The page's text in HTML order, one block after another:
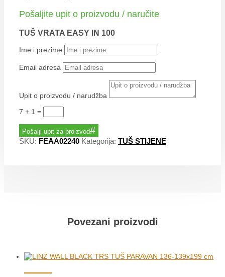
Pošaljite upit o proizvodu / naručite
TUŠ VRATA EASY IN 100
Ime i prezime
Email adresa
Upit o proizvodu / narudžba
7 + 1 =
Pošalji upit za proizvod
SKU: FEAA02240 Kategorija: TUŠ STIJENE
Povezani proizvodi